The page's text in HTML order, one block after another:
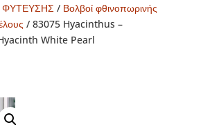
/ Βολβοί φθινοπωρινής
/ 83075 Hyacinthus –
White Pearl